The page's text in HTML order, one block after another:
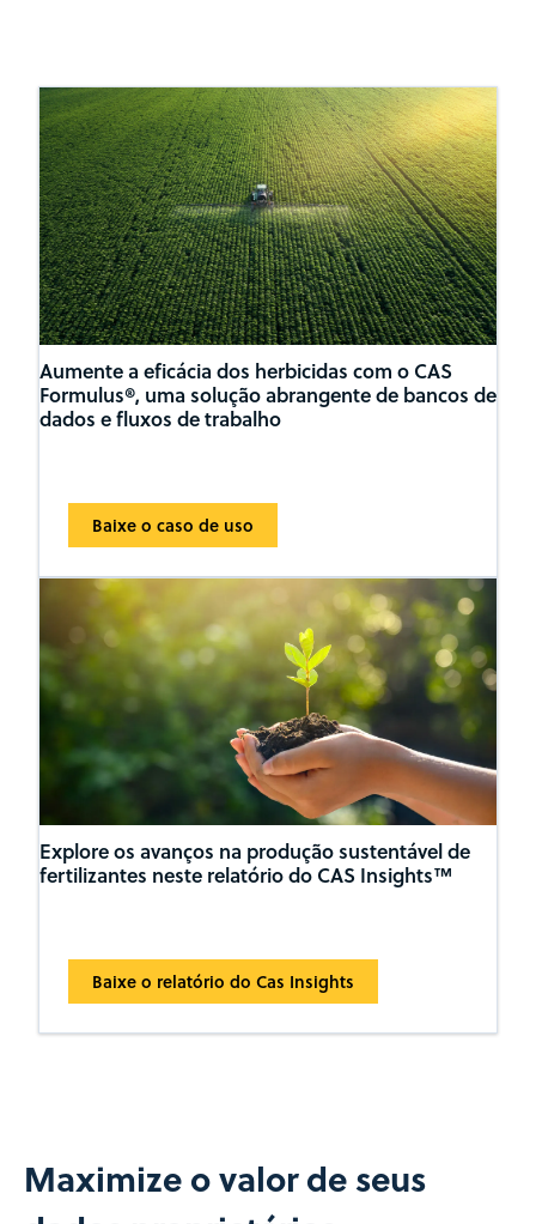
Aumente a eficácia dos herbicidas com o CAS
Formulus®, uma solução abrangente de bancos de
dados e fluxos de trabalho
Baixe o caso de uso
Explore os avanços na produção sustentável de
fertilizantes neste relatório do CAS Insights™
Baixe o relatório do Cas Insights
Maximize o valor de seus